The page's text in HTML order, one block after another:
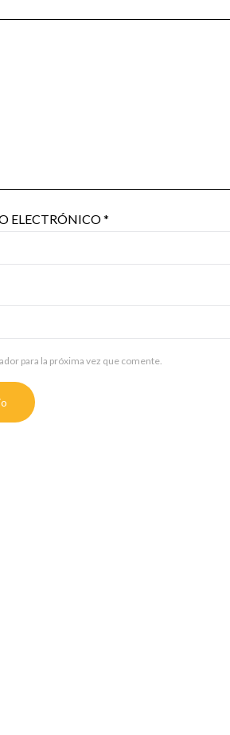
ELECTRÓNICO*
para la próxima vez que comente.